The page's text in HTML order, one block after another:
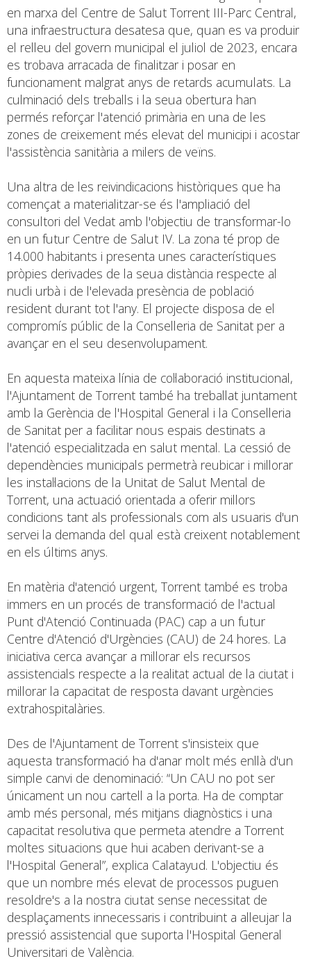
en marxa del Centre de Salut Torrent III-Parc Central,
una infraestructura desatesa que, quan es va produir
el relleu del govern municipal el juliol de 2023, encara
es trobava arracada de finalitzar i posar en
funcionament malgrat anys de retards acumulats. La
culminació dels treballs i la seua obertura han
permés reforçar l'atenció primària en una de les
zones de creixement més elevat del municipi i acostar
l'assistència sanitària a milers de veïns.
Una altra de les reivindicacions històriques que ha
començat a materialitzar-se és l'ampliació del
consultori del Vedat amb l'objectiu de transformar-lo
en un futur Centre de Salut IV. La zona té prop de
14.000 habitants i presenta unes característiques
pròpies derivades de la seua distància respecte al
nucli urbà i de l'elevada presència de població
resident durant tot l'any. El projecte disposa de el
compromís públic de la Conselleria de Sanitat per a
avançar en el seu desenvolupament.
En aquesta mateixa línia de col·laboració institucional,
l'Ajuntament de Torrent també ha treballat juntament
amb la Gerència de l'Hospital General i la Conselleria
de Sanitat per a facilitar nous espais destinats a
l'atenció especialitzada en salut mental. La cessió de
dependències municipals permetrà reubicar i millorar
les instal·lacions de la Unitat de Salut Mental de
Torrent, una actuació orientada a oferir millors
condicions tant als professionals com als usuaris d'un
servei la demanda del qual està creixent notablement
en els últims anys.
En matèria d'atenció urgent, Torrent també es troba
immers en un procés de transformació de l'actual
Punt d'Atenció Continuada (PAC) cap a un futur
Centre d'Atenció d'Urgències (CAU) de 24 hores. La
iniciativa cerca avançar a millorar els recursos
assistencials respecte a la realitat actual de la ciutat i
millorar la capacitat de resposta davant urgències
extrahospitalàries.
Des de l'Ajuntament de Torrent s'insisteix que
aquesta transformació ha d'anar molt més enllà d'un
simple canvi de denominació: “Un CAU no pot ser
únicament un nou cartell a la porta. Ha de comptar
amb més personal, més mitjans diagnòstics i una
capacitat resolutiva que permeta atendre a Torrent
moltes situacions que hui acaben derivant-se a
l'Hospital General”, explica Calatayud. L'objectiu és
que un nombre més elevat de processos puguen
resoldre's a la nostra ciutat sense necessitat de
desplaçaments innecessaris i contribuint a alleujar la
pressió assistencial que suporta l'Hospital General
Universitari de València.